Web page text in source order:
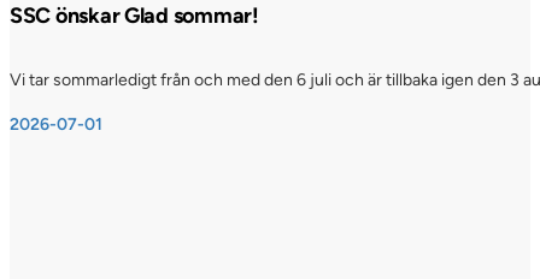
SSC önskar Glad sommar!
Vi tar sommarledigt från och med den 6 juli och är tillbaka igen den 3
2026-07-01